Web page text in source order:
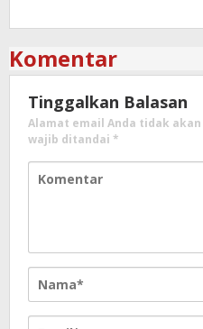
Komentar
Tinggalkan Balasan
Alamat email Anda tidak
wajib ditandai *